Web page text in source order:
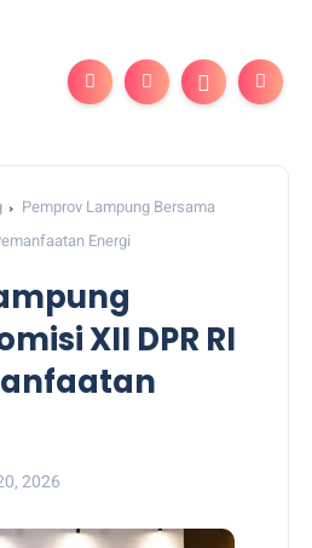
Pemprov Lampung Bersama
Energi
XII DPR RI
2026